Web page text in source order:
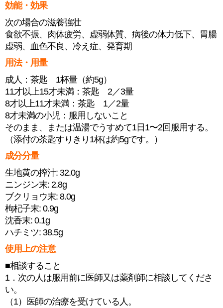
効能・効果
次の場合の滋養強壮
食欲不振、肉体疲労、虚弱体質、病後の体力低下、胃腸
虚弱、血色不良、冷え症、発育期
用法・用量
成人：茶匙 1杯量（約5g）
11才以上15才未満：茶匙 2／3量
8才以上11才未満：茶匙 1／2量
8才未満の小児：服用しないこと
そのまま、または温湯でうすめて1日1〜2回服用する。
（添付の茶匙すりきり1杯は約5gです。）
成分分量
生地黄の搾汁: 32.0g
ニンジン末: 2.8g
ブクリョウ末: 8.0g
枸杞子末: 0.9g
沈香末: 0.1g
ハチミツ: 38.5g
使用上の注意
■相談すること
1．次の人は服用前に医師又は薬剤師に相談してくださ
い。
（1）医師の治療を受けている人。